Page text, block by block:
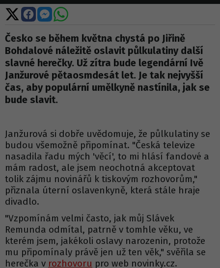
Sdílet
na
X
Sdílet
na
Facebooku
Sdílet
na
Messengeru
Sdílet
WhatsApp
Česko se během května chystá po Jiřině
Bohdalové náležitě oslavit půlkulatiny další
slavné herečky. Už zítra bude legendární Ivě
Janžurové pětaosmdesát let. Je tak nejvyšší
čas, aby populární umělkyně nastínila, jak se
bude slavit.
Janžurová si dobře uvědomuje, že půlkulatiny se
budou všemožně připomínat. "Česká televize
nasadila řadu mých 'věcí', to mi hlásí fandové a
mám radost, ale jsem neochotná akceptovat
tolik zájmu novinářů k tiskovým rozhovorům,"
přiznala úterní oslavenkyně, která stále hraje
divadlo.
"Vzpomínám velmi často, jak můj Slávek
Remunda odmítal, patrně v tomhle věku, ve
kterém jsem, jakékoli oslavy narozenin, protože
mu připomínaly právě jen už ten věk," svěřila se
herečka v rozhovoru pro web novinky.cz.